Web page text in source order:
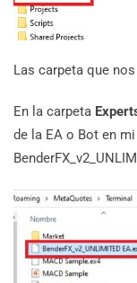
Las carpeta que
En la carpeta
de la EA o Bot en